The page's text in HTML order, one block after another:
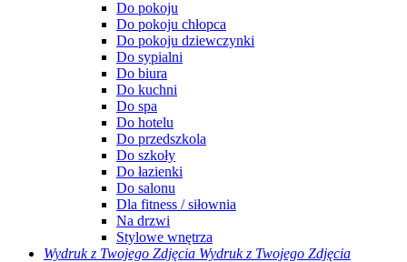
Do pokoju
Do pokoju chłopca
Do pokoju dziewczynki
Do sypialni
Do biura
Do kuchni
Do spa
Do hotelu
Do przedszkola
Do szkoły
Do łazienki
Do salonu
Dla fitness / siłownia
Na drzwi
Stylowe wnętrza
Wydruk z Twojego Zdjęcia Wydruk z Twojego Zdjęcia